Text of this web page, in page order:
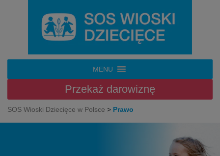
MENU
Przekaż darowiznę
SOS Wioski Dziecięce w Polsce > Prawo